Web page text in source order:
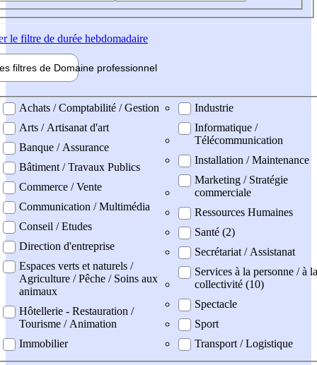
le filtre de durée hebdomadaire
filtres de Domaine professionnel
professionel
Achats / Comptabilité / Gestion
Arts / Artisanat d'art
Banque / Assurance
Bâtiment / Travaux Publics
Commerce / Vente
Communication / Multimédia
Conseil / Etudes
Direction d'entreprise
Espaces verts et naturels /
Agriculture / Pêche / Soins aux
animaux
Hôtellerie - Restauration /
Tourisme / Animation
Immobilier
Industrie
Informatique /
Télécommunication
Installation / Maintenance
Marketing / Stratégie
commerciale
Ressources Humaines
Santé (2)
Secrétariat / Assistanat
Services à la personne / à la
collectivité (10)
Spectacle
Sport
Transport / Logistique